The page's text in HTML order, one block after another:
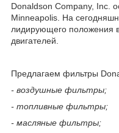
Donaldson Company, Inc.
Minneapolis. На
лидирующего положения
двигателей.
Предлагаем фильтры
- воздушные фильтры;
- топливные фильтры;
- масляные фильтры;